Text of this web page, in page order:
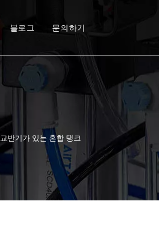
블로그 문의하기
교반기가 있는 혼합 탱크